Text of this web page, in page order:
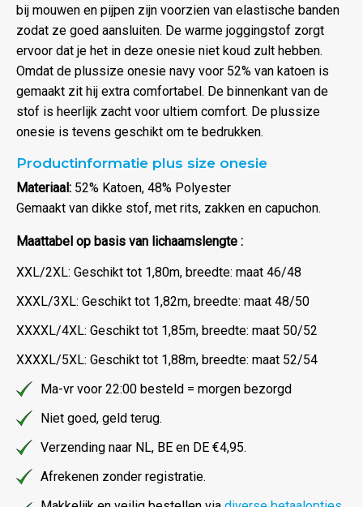
bij mouwen en pijpen zijn voorzien van elastische banden
zodat ze goed aansluiten. De warme joggingstof zorgt
ervoor dat je het in deze onesie niet koud zult hebben.
Omdat de plussize onesie navy voor 52% van katoen is
gemaakt zit hij extra comfortabel. De binnenkant van de
stof is heerlijk zacht voor ultiem comfort. De plussize
onesie is tevens geschikt om te bedrukken.
Productinformatie plus size onesie
Materiaal: 52% Katoen, 48% Polyester
Gemaakt van dikke stof, met rits, zakken en capuchon.
Maattabel op basis van lichaamslengte :
XXL/2XL: Geschikt tot 1,80m, breedte: maat 46/48
XXXL/3XL: Geschikt tot 1,82m, breedte: maat 48/50
XXXXL/4XL: Geschikt tot 1,85m, breedte: maat 50/52
XXXXL/5XL: Geschikt tot 1,88m, breedte: maat 52/54
Ma-vr voor 22:00 besteld = morgen bezorgd
Niet goed, geld terug.
Verzending naar NL, BE en DE €4,95.
Afrekenen zonder registratie.